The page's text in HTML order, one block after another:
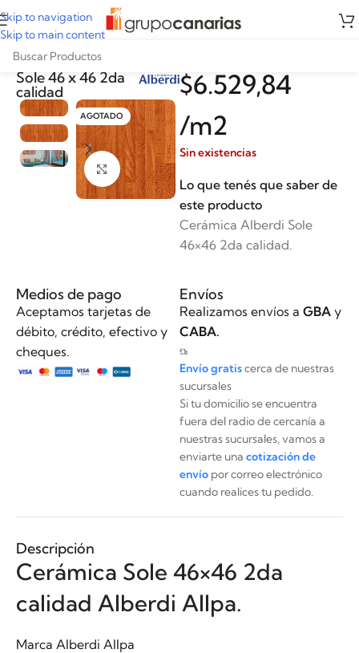
Skip to navigation
Skip to main content
Cerámica Alberdi
Sole 46 x 46 2da
calidad
AGOTADO
Clickee para agrandar
$6.529,84
/m2
Sin existencias
Lo que tenés que saber de
este producto
Cerámica Alberdi Sole
46×46 2da calidad.
Medios de pago
Aceptamos tarjetas de
débito, crédito, efectivo y
cheques.
Envíos
Realizamos envíos a GBAy
CABA.
Envío gratiscerca de nuestras
sucursales
Si tu domicilio se encuentra
fuera del radio de cercanía a
nuestras sucursales, vamos a
enviarte una cotización de
envíopor correo electrónico
cuando realices tu pedido.
Descripción
Cerámica Sole 46×46 2da
calidad Alberdi Allpa.
Marca Alberdi Allpa